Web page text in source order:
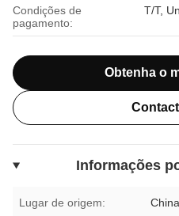
Condições de
pagamento:
T/T,
Obtenha o
Informações
Lugar de origem: China